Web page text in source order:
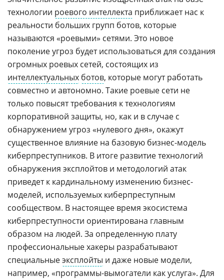
технологии роевого интеллекта приближает нас к
реальности больших групп ботов, которые
называются «роевыми» сетями. Это новое
поколение угроз будет использоваться для создания
огромных роевых сетей, состоящих из
интеллектуальных ботов, которые могут работать
совместно и автономно. Такие роевые сети не
только повысят требования к технологиям
корпоративной защиты, но, как и в случае с
обнаружением угроз «нулевого дня», окажут
существенное влияние на базовую бизнес-модель
киберпреступников. В итоге развитие технологий
обнаружения эксплойтов и методологий атак
приведет к кардинальному изменению бизнес-
моделей, используемых киберпреступным
сообществом. В настоящее время экосистема
киберпреступности ориентирована главным
образом на людей. За определенную плату
профессиональные хакеры разрабатывают
специальныеэксплойты и даже новые модели,
например, «программы-вымогатели как услуга». Для